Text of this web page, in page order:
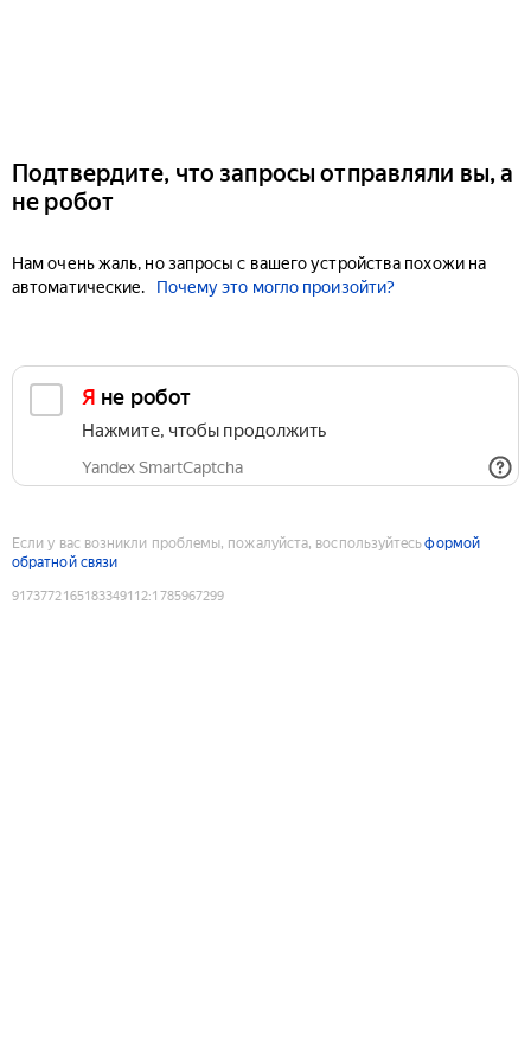
Подтвердите, что запросы отправляли вы, а
не робот
Нам очень жаль, но запросы с вашего устройства похожи на
автоматические.
Почему это могло произойти?
Я не робот
Нажмите, чтобы продолжить
Yandex SmartCaptcha
Если у вас возникли проблемы, пожалуйста, воспользуйтесьформой
обратной связи
9173772165183349112:1785967299